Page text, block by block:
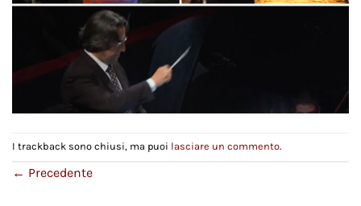
I trackback sono chiusi, ma puoi lasciare un commento.
← Precedente